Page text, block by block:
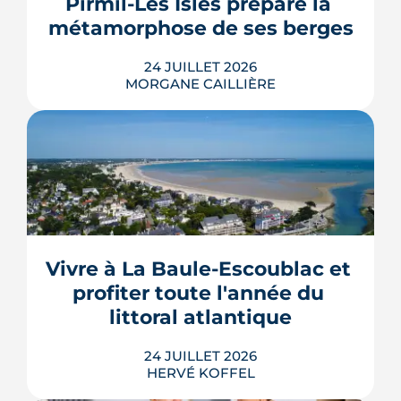
et solaire thermi...
métamorphose de ses berges
24 JUILLET 2026
MORGANE CAILLIÈRE
Le projet de la ZAC Pirmil-Les Isles
déploie 3 300 logements neufs entre
Rezé et Nantes, dont 55 % attribués au
en Bail Réel Solidaire.
LIRE L'ARTICLE
Vivre à La Baule-Escoublac et
profiter toute l'année du
littoral atlantique
24 JUILLET 2026
HERVÉ KOFFEL